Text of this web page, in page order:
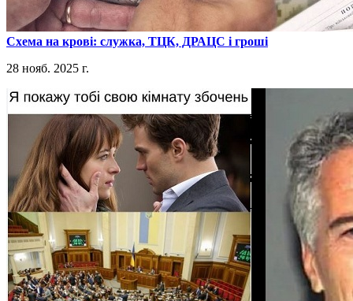
​Схема на крові: служка, ТЦК, ДРАЦС і гроші
28 нояб. 2025 г.